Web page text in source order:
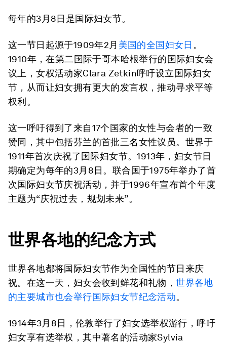
每年的3月8日是国际妇女节。
这一节日起源于1909年2月 美国的全国妇女日 。
1910年，在第二国际于哥本哈根举行的国际妇女会
议上，女权活动家Clara Zetkin呼吁设立国际妇女
节，从而让妇女拥有更大的发言权，推动寻求平等
权利。
这一呼吁得到了来自17个国家的女性与会者的一致
赞同，其中包括芬兰的首批三名女性议员。世界于
1911年首次庆祝了国际妇女节。1913年，妇女节日
期确定为每年的3月8日。联合国于1975年举办了首
次国际妇女节庆祝活动，并于1996年宣布首个年度
主题为“庆祝过去，规划未来”。
世界各地的纪念方式
世界各地都将国际妇女节作为全国性的节日来庆
祝。在这一天，妇女会收到鲜花和礼物，世界各地
的主要城市也会举行国际妇女节纪念活动。
1914年3月8日，伦敦举行了妇女选举权游行，呼吁
妇女享有选举权，其中著名的活动家Sylvia